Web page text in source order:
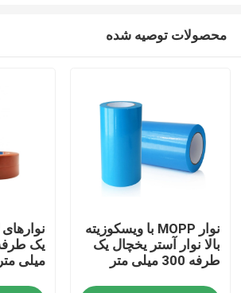
محصولات توصیه شده
نوار MOPP با ویسکوزیته
بالا نوار آستر یخچال یک
طرفه 300 میلی متر
میلی